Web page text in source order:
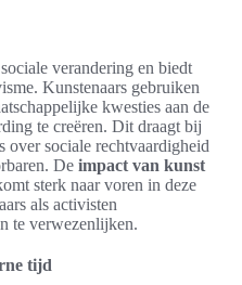
verandering en biedt
Kunstenaars gebruiken
kwesties aan de
te creëren. Dit draagt bij
over sociale rechtvaardigheid
De impact van kunst
sterk naar voren in deze
als activisten
te verwezenlijken.
tijd